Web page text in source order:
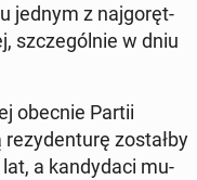
jednym z naj­go­ręt­
szcze­gól­nie w dniu
obecnie Partii
re­zy­den­tu­rę zo­stał­by
lat, a kan­dy­da­ci mu­